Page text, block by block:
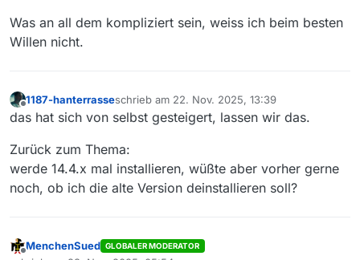
Was an all dem kompliziert sein, weiss ich beim besten
Willen nicht.
Offline
1187-hanterrasseschrieb am 22. Nov. 2025, 13:39
zuletzt editiert von
das hat sich von selbst gesteigert, lassen wir das.
Zurück zum Thema:
werde 14.4.x mal installieren, wüßte aber vorher gerne
noch, ob ich die alte Version deinstallieren soll?
MenchenSued GLOBALER MODERATOR